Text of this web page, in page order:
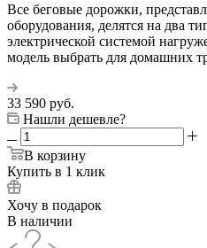
Все беговые дорожки,
оборудования, делятся на два
электрической системой
модель выбрать для домашних
33 590 руб.
Нашли дешевле?
В корзину
Купить в 1 клик
Хочу в подарок
В наличии